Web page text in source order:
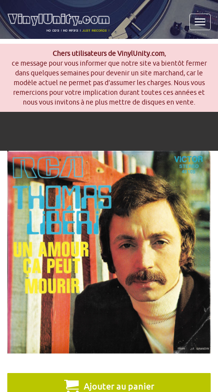
Chers utilisateurs de VinylUnity.com,
ce message pour vous informer que notre site va bientôt fermer
dans quelques semaines pour devenir un site marchand, car le
modèle actuel ne permet pas d’assumer les charges. Nous vous
remercions pour votre implication durant toutes ces années et
nous vous invitons à ne plus mettre de disques en vente.
Ajouter au panier